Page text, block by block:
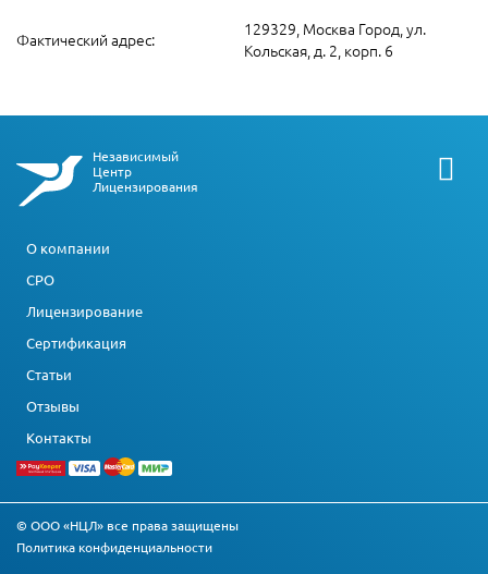
Фактический адрес:
129329, Москва Город, ул.
Кольская, д. 2, корп. 6
Независимый
Центр
Лицензирования
О компании
СРО
Лицензирование
Сертификация
Статьи
Отзывы
Контакты
© ООО «НЦЛ» все права защищены
Политика конфиденциальности